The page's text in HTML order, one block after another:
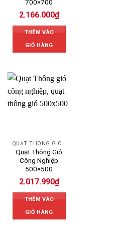
700×700
2.166.000₫
THÊM VÀO
GIỎ HÀNG
Quạt Thông Gió
Công Nghiệp
500×500
2.017.990₫
THÊM VÀO
GIỎ HÀNG